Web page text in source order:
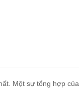
Một sự tổng hợp